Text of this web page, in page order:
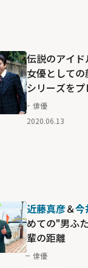
伝説のアイド
女優として
シリーズを
俳優
2020.06.13
近藤真彦＆今
めての"男ふ
輩の距離
俳優